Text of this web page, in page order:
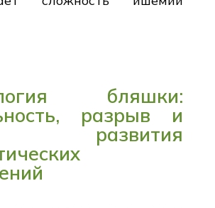
бляшки:
разрыв и
развития